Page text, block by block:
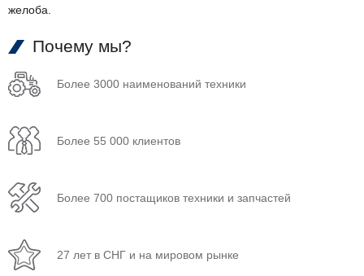
желоба.
Почему мы?
Более 3000 наименований техники
Более 55 000 клиентов
Более 700 постащиков техники и запчастей
27 лет в СНГ и на мировом рынке